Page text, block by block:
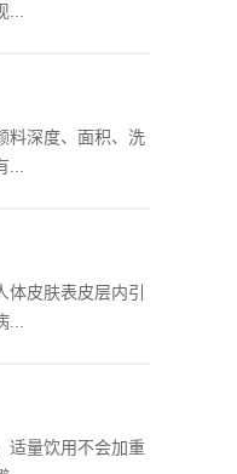
料深度、面积、洗
皮肤表皮层内引
适量饮用不会加重